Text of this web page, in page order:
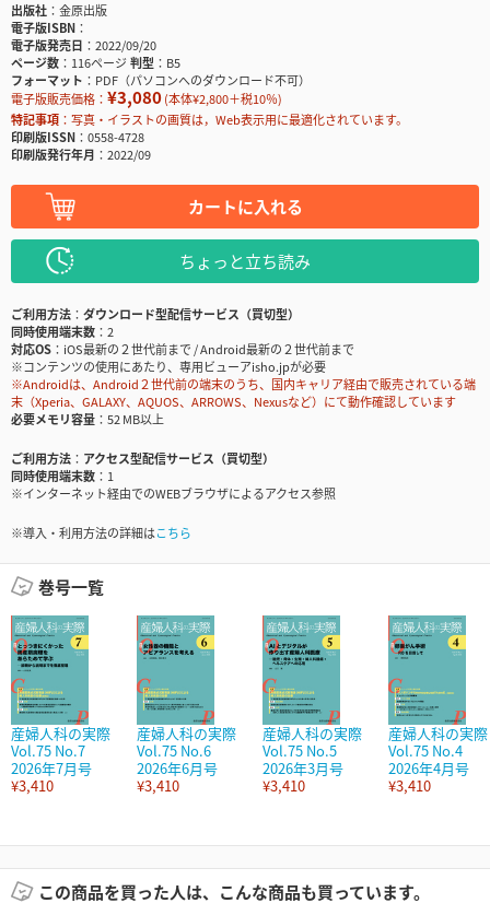
出版社
金原出版
電子版ISBN
電子版発売日
2022/09/20
ページ数
116ページ判型
B5
フォーマット
PDF（パソコンへのダウンロード不可）
電子版販売価格： ¥3,080(本体¥2,800＋税10％)
特記事項
写真・イラストの画質は，Web表示用に最適化されています。
印刷版ISSN
0558-4728
印刷版発行年月
2022/09
カートに入れる
ちょっと立ち読み
ご利用方法
ダウンロード型配信サービス（買切型）
同時使用端末数
2
対応OS
iOS最新の２世代前まで / Android最新の２世代前まで
※コンテンツの使用にあたり、専用ビューアisho.jpが必要
※Androidは、Android２世代前の端末のうち、国内キャリア経由で販売されている端
末（Xperia、GALAXY、AQUOS、ARROWS、Nexusなど）にて動作確認しています
必要メモリ容量
52 MB以上
ご利用方法
アクセス型配信サービス（買切型）
同時使用端末数
1
※インターネット経由でのWEBブラウザによるアクセス参照
※導入・利用方法の詳細はこちら
巻号一覧
産婦人科の実際
Vol.75 No.7
2026年7月号
¥3,410
産婦人科の実際
Vol.75 No.6
2026年6月号
¥3,410
産婦人科の実際
Vol.75 No.5
2026年3月号
¥3,410
産婦人科の実際
Vol.75 No.4
2026年4月号
¥3,410
この商品を買った人は、こんな商品も買っています。